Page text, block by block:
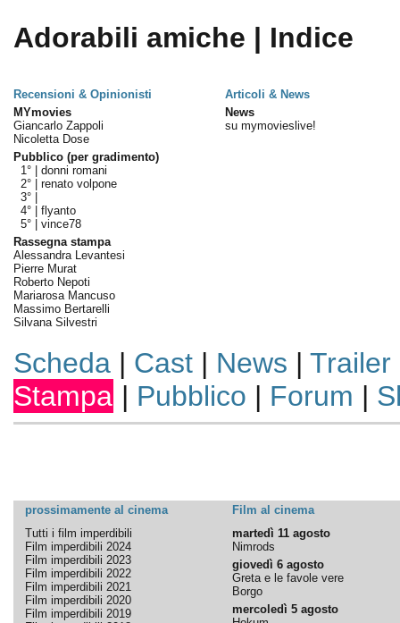
Adorabili amiche | Indice
Recensioni & Opinionisti
Articoli & News
MYmovies
Giancarlo Zappoli
Nicoletta Dose
Pubblico (per gradimento)
1° | donni romani
2° | renato volpone
3° |
4° | flyanto
5° | vince78
Rassegna stampa
Alessandra Levantesi
Pierre Murat
Roberto Nepoti
Mariarosa Mancuso
Massimo Bertarelli
Silvana Silvestri
News
su mymovieslive!
Scheda| Cast| News | Trailer
Stampa | Pubblico | Forum |
prossimamente al cinema
Film al cinema
Tutti i film imperdibili
Film imperdibili 2024
Film imperdibili 2023
Film imperdibili 2022
Film imperdibili 2021
Film imperdibili 2020
Film imperdibili 2019
martedì 11 agosto
Nimrods
giovedì 6 agosto
Greta e le favole vere
Borgo
mercoledì 5 agosto